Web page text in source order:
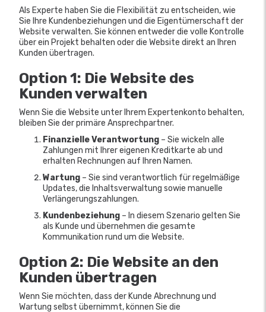
Als Experte haben Sie die Flexibilität zu entscheiden, wie
Sie Ihre Kundenbeziehungen und die Eigentümerschaft der
Website verwalten. Sie können entweder die volle Kontrolle
über ein Projekt behalten oder die Website direkt an Ihren
Kunden übertragen.
Option 1: Die Website des
Kunden verwalten
Wenn Sie die Website unter Ihrem Expertenkonto behalten,
bleiben Sie der primäre Ansprechpartner.
Finanzielle Verantwortung – Sie wickeln alle
Zahlungen mit Ihrer eigenen Kreditkarte ab und
erhalten Rechnungen auf Ihren Namen.
Wartung – Sie sind verantwortlich für regelmäßige
Updates, die Inhaltsverwaltung sowie manuelle
Verlängerungszahlungen.
Kundenbeziehung – In diesem Szenario gelten Sie
als Kunde und übernehmen die gesamte
Kommunikation rund um die Website.
Option 2: Die Website an den
Kunden übertragen
Wenn Sie möchten, dass der Kunde Abrechnung und
Wartung selbst übernimmt, können Sie die